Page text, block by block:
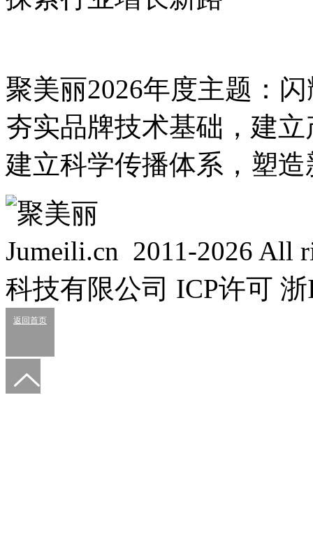
聚美丽2026年度主题：
夯实品牌技术基础，建
建立科学传播体系，塑
Jumeili.cn 2011-2026 All
科技有限公司 ICP许可
返回首页